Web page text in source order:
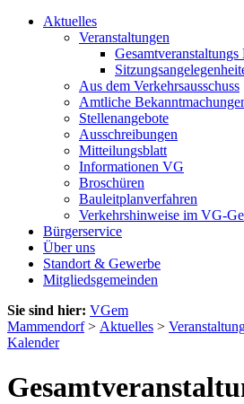
Aktuelles
Veranstaltungen
Gesamtveranstaltungs
Aus dem Verkehrsausschuss
Amtliche
Stellenangebote
Ausschreibungen
Mitteilungsblatt
Informationen VG
Broschüren
Bauleitplanverfahren
Verkehrshinweise im VG-
Bürgerservice
Über uns
Standort & Gewerbe
Mitgliedsgemeinden
Sie sind hier: VGem
Mammendorf> Aktuelles >
Kalender